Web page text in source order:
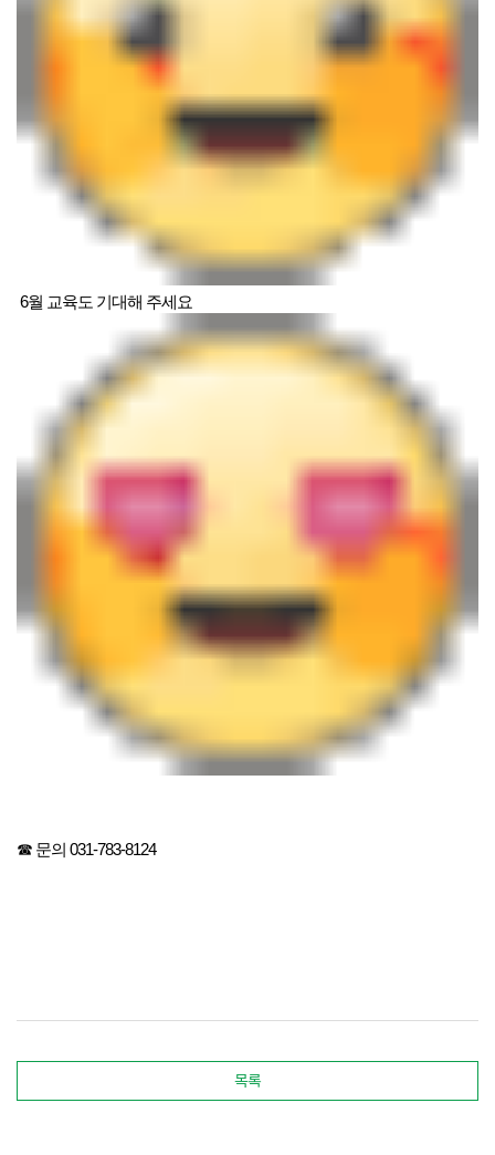
6월 교육도 기대해 주세요
☎ 문의 031-783-8124
목록